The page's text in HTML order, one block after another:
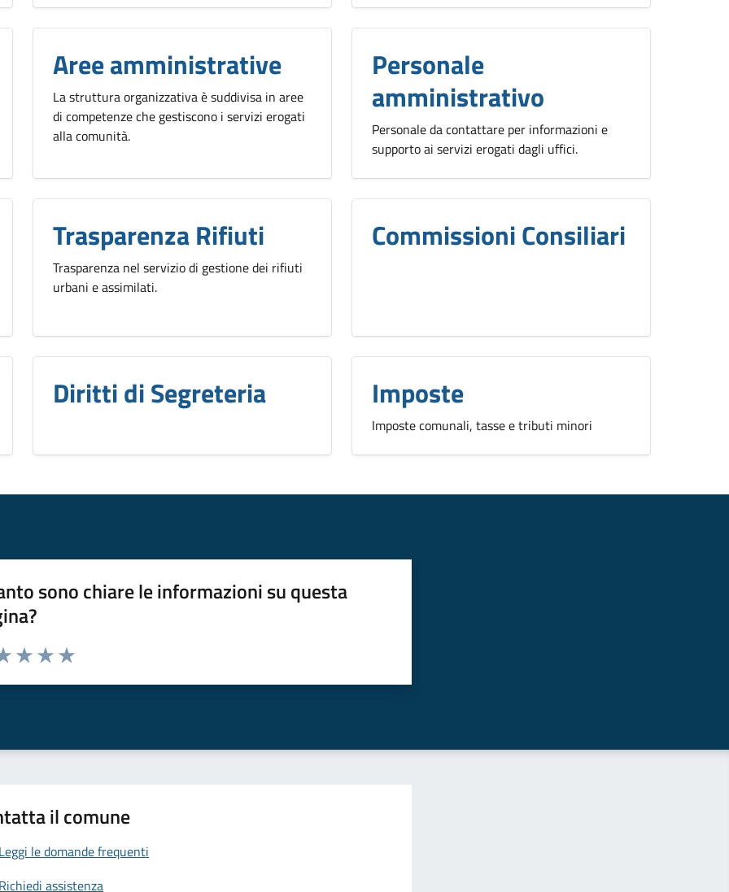
Aree amministrative
La struttura organizzativa è suddivisa in aree
di competenze che gestiscono i servizi erogati
alla comunità.
Personale
amministrativo
Personale da contattare per informazioni e
supporto ai servizi erogati dagli uffici.
Trasparenza Rifiuti
Trasparenza nel servizio di gestione dei rifiuti
urbani e assimilati.
Commissioni Consiliari
Diritti di Segreteria Imposte
Imposte comunali, tasse e tributi minori
sono chiare le informazioni su questa
1 a 5 stelle la pagina
il comune
le domande frequenti
assistenza